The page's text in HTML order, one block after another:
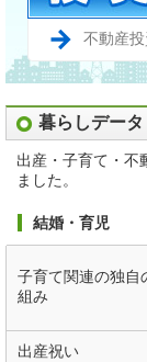
不動産投
暮らしデータ
出産・子育て・不
ました。
結婚・育児
子育て関連の独自
組み
出産祝い